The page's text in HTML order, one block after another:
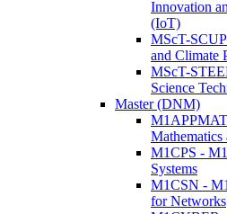
Innovation
(IoT)
MScT-
and Climate
MScT-
Science
Master (DNM)
Mathematics
M1CPS -
Systems
M1CSN -
for Networks